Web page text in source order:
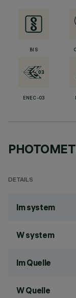
BIS
ENEC-03
DETAILS
lm system
W system
lm Quelle
W Quelle